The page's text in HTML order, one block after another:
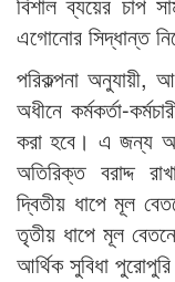
এগোনোর সিদ্ধান্ত
পরিকল্পনা অনুযায়ী,
অধীনে কর্মকর্তা-
করা হবে। এ জন্য
অতিরিক্ত বরাদ্দ
দ্বিতীয় ধাপে মূল
তৃতীয় ধাপে মূল
আর্থিক সুবিধা